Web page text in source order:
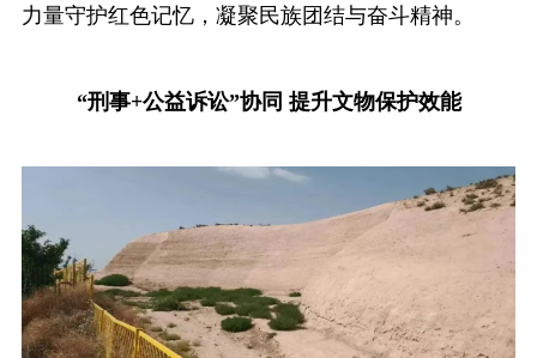
力量守护红色记忆，凝聚民族团结与奋斗精神。
“刑事+公益诉讼”协同 提升文物保护效能